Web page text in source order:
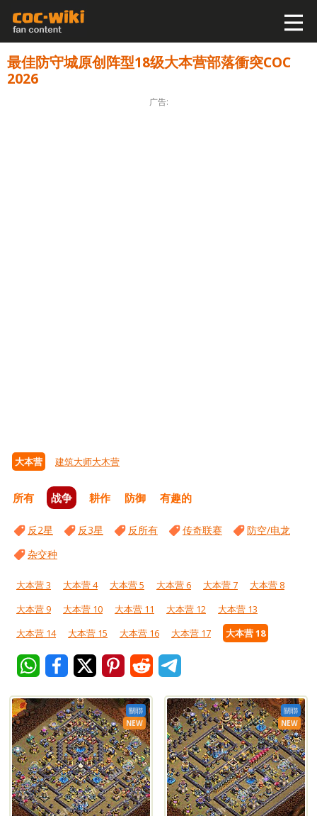
最佳防守城原创阵型18级大本营部落衝突COC
2026
广告:
大本营 建筑大师大木营
所有 战争 耕作 防御 有趣的
反2星 反3星 反所有 传奇联赛
防空/电龙
杂交种
大本营 3 大本营 4 大本营 5 大本营 6 大本营 7
大本营 8
大本营 9
大本营 10 大本营 11 大本营 12
大本营 13
大本营 14
大本营 15 大本营 16 大本营 17 大本营 18
關聯
NEW
關聯
NEW